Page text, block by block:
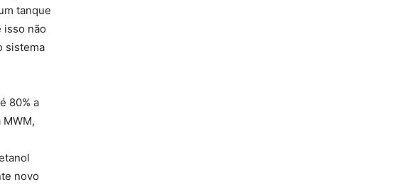
tanque
isso não
sistema
80% a
novo